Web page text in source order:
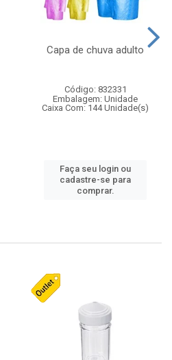
Capa de chuva adulto
Código: 832331
Embalagem: Unidade
Caixa Com: 144 Unidade(s)
Faça seu login ou
cadastre-se para
comprar.